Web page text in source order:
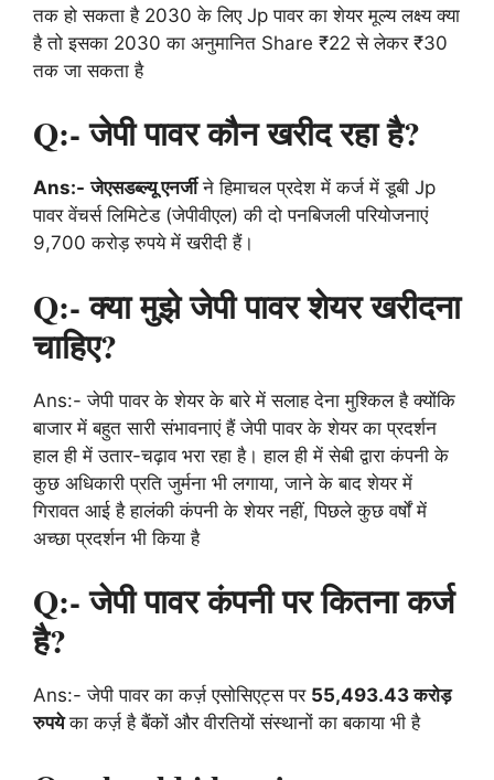
तक हो सकता है 2030 के लिए Jp पावर का शेयर मूल्य लक्ष्य क्या
है तो इसका 2030 का अनुमानित Share ₹22 से लेकर ₹30
तक जा सकता है
Q:- जेपी पावर कौन खरीद रहा है?
Ans:- जेएसडब्ल्यू एनर्जीने हिमाचल प्रदेश में कर्ज में डूबी Jp
पावर वेंचर्स लिमिटेड (जेपीवीएल) की दो पनबिजली परियोजनाएं
9,700 करोड़ रुपये में खरीदी हैं।
Q:- क्या मुझे जेपी पावर शेयर खरीदना
चाहिए?
Ans:- जेपी पावर के शेयर के बारे में सलाह देना मुश्किल है क्योंकि
बाजार में बहुत सारी संभावनाएं हैं जेपी पावर के शेयर का प्रदर्शन
हाल ही में उतार-चढ़ाव भरा रहा है। हाल ही में सेबी द्वारा कंपनी के
कुछ अधिकारी प्रति जुर्मना भी लगाया, जाने के बाद शेयर में
गिरावत आई है हालंकी कंपनी के शेयर नहीं, पिछले कुछ वर्षों में
अच्छा प्रदर्शन भी किया है
Q:- जेपी पावर कंपनी पर कितना कर्ज
है?
Ans:- जेपी पावर का कर्ज़ एसोसिएट्स पर 55,493.43 करोड़
रुपयेका कर्ज़ है बैंकों और वीरतियों संस्थानों का बकाया भी है